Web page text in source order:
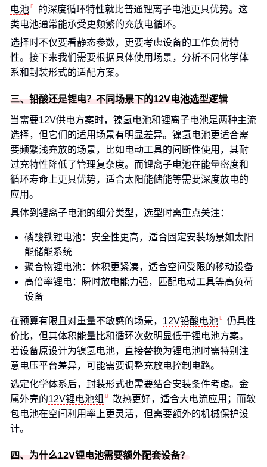
电池
的深度循环特性就比普通锂离子电池更具优势。这
类电池通常能承受更频繁的充放电循环。
选择时不仅要看静态参数，更要考虑设备的工作负荷特
性。接下来我们需要根据具体使用场景，分析不同化学体
系和封装形式的适配方案。
三、铅酸还是锂电？不同场景下的12V电池选型逻辑
当需要12V供电方案时，镍氢电池和锂离子电池是两种主流
选择，但它们的适用场景有明显差异。镍氢电池更适合需
要频繁浅充放的场景，比如电动工具的间断性使用，其耐
过充特性降低了管理复杂度。而锂离子电池在能量密度和
循环寿命上更具优势，适合太阳能储能等需要深度放电的
应用。
具体到锂离子电池的细分类型，选型时需重点关注：
磷酸铁锂电池：安全性更高，适合固定安装场景如太阳
能储能系统
聚合物锂电池：体积更紧凑，适合空间受限的移动设备
高倍率锂电：瞬时放电能力强，匹配电动工具等高负荷
设备
在预算有限且对重量不敏感的场景， 12V铅酸电池
仍具性
价比，但其体积能量比和循环次数明显低于锂电池方案。
若设备原设计为镍氢电池，直接替换为锂电池时需特别注
意电压平台差异，可能需要调整充放电控制电路。
选定化学体系后，封装形式也需要结合安装条件考虑。金
属外壳的12V锂电池组
散热更好，适合大电流应用；而软
包电池在空间利用率上更灵活，但需要额外的机械保护设
计。
四、为什么12V锂电池需要额外配套设备？